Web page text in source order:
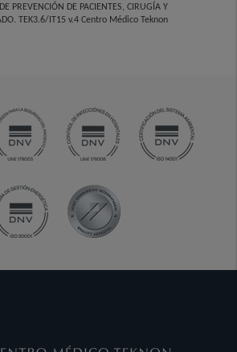
PREVENCIÓN DE PACIENTES, CIRUGÍA Y
TEK3.6/IT15 v.4 Centro Médico Teknon